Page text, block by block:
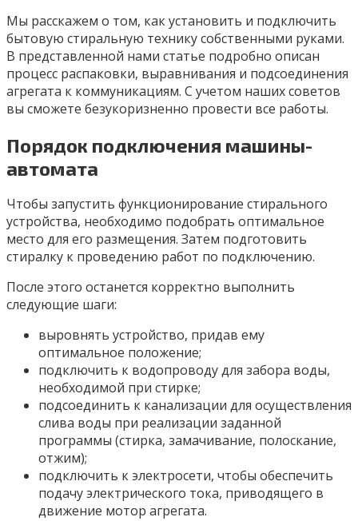
Мы расскажем о том, как установить и подключить
бытовую стиральную технику собственными руками.
В представленной нами статье подробно описан
процесс распаковки, выравнивания и подсоединения
агрегата к коммуникациям. С учетом наших советов
вы сможете безукоризненно провести все работы.
Порядок подключения машины-
автомата
Чтобы запустить функционирование стирального
устройства, необходимо подобрать оптимальное
место для его размещения. Затем подготовить
стиралку к проведению работ по подключению.
После этого останется корректно выполнить
следующие шаги:
выровнять устройство, придав ему
оптимальное положение;
подключить к водопроводу для забора воды,
необходимой при стирке;
подсоединить к канализации для осуществления
слива воды при реализации заданной
программы (стирка, замачивание, полоскание,
отжим);
подключить к электросети, чтобы обеспечить
подачу электрического тока, приводящего в
движение мотор агрегата.